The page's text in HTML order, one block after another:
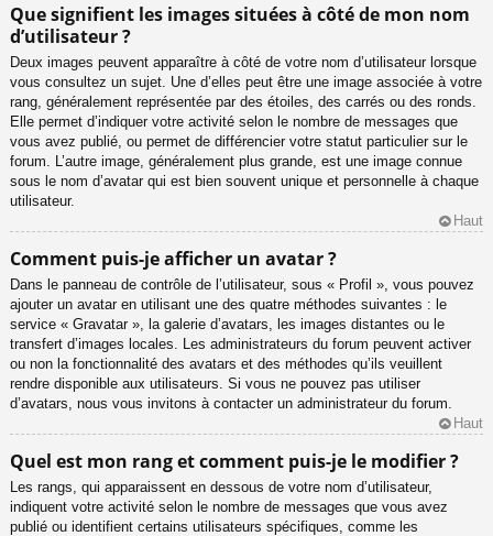
Que signifient les images situées à côté de mon nom
d’utilisateur ?
Deux images peuvent apparaître à côté de votre nom d’utilisateur lorsque
vous consultez un sujet. Une d’elles peut être une image associée à votre
rang, généralement représentée par des étoiles, des carrés ou des ronds.
Elle permet d’indiquer votre activité selon le nombre de messages que
vous avez publié, ou permet de différencier votre statut particulier sur le
forum. L’autre image, généralement plus grande, est une image connue
sous le nom d’avatar qui est bien souvent unique et personnelle à chaque
utilisateur.
Haut
Comment puis-je afficher un avatar ?
Dans le panneau de contrôle de l’utilisateur, sous « Profil », vous pouvez
ajouter un avatar en utilisant une des quatre méthodes suivantes : le
service « Gravatar », la galerie d’avatars, les images distantes ou le
transfert d’images locales. Les administrateurs du forum peuvent activer
ou non la fonctionnalité des avatars et des méthodes qu’ils veuillent
rendre disponible aux utilisateurs. Si vous ne pouvez pas utiliser
d’avatars, nous vous invitons à contacter un administrateur du forum.
Haut
Quel est mon rang et comment puis-je le modifier ?
Les rangs, qui apparaissent en dessous de votre nom d’utilisateur,
indiquent votre activité selon le nombre de messages que vous avez
publié ou identifient certains utilisateurs spécifiques, comme les